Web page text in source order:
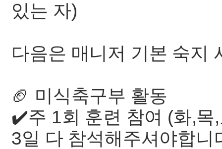
있는 자)
다음은 매니저 기본 숙지
🏈 미식축구부 활동
✔️주 1회 훈련 참여 (화,목
3일 다 참석해주셔야합